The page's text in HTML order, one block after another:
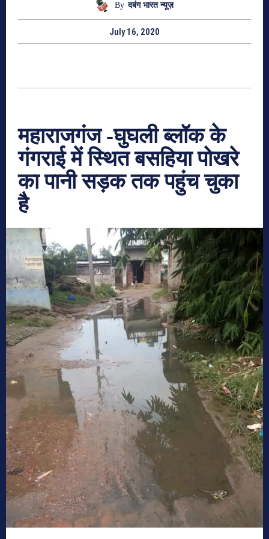
By दबंग भारत न्यूज़
July 16, 2020
महाराजगंज-घुघली ब्लॉक के
गंगराई में स्थित बसहिया पोखरे
का पानी सड़क तक पहुंच चुका
है